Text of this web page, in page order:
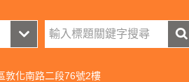
敦化南路二段76號2樓